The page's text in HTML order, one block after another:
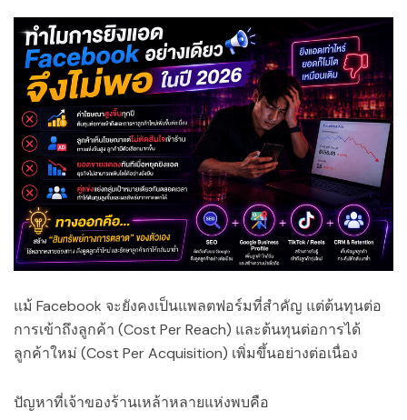
แม้ Facebook จะยังคงเป็นแพลตฟอร์มที่สำคัญ แต่ต้นทุนต่อ
การเข้าถึงลูกค้า (Cost Per Reach) และต้นทุนต่อการได้
ลูกค้าใหม่ (Cost Per Acquisition) เพิ่มขึ้นอย่างต่อเนื่อง
ปัญหาที่เจ้าของร้านเหล้าหลายแห่งพบคือ